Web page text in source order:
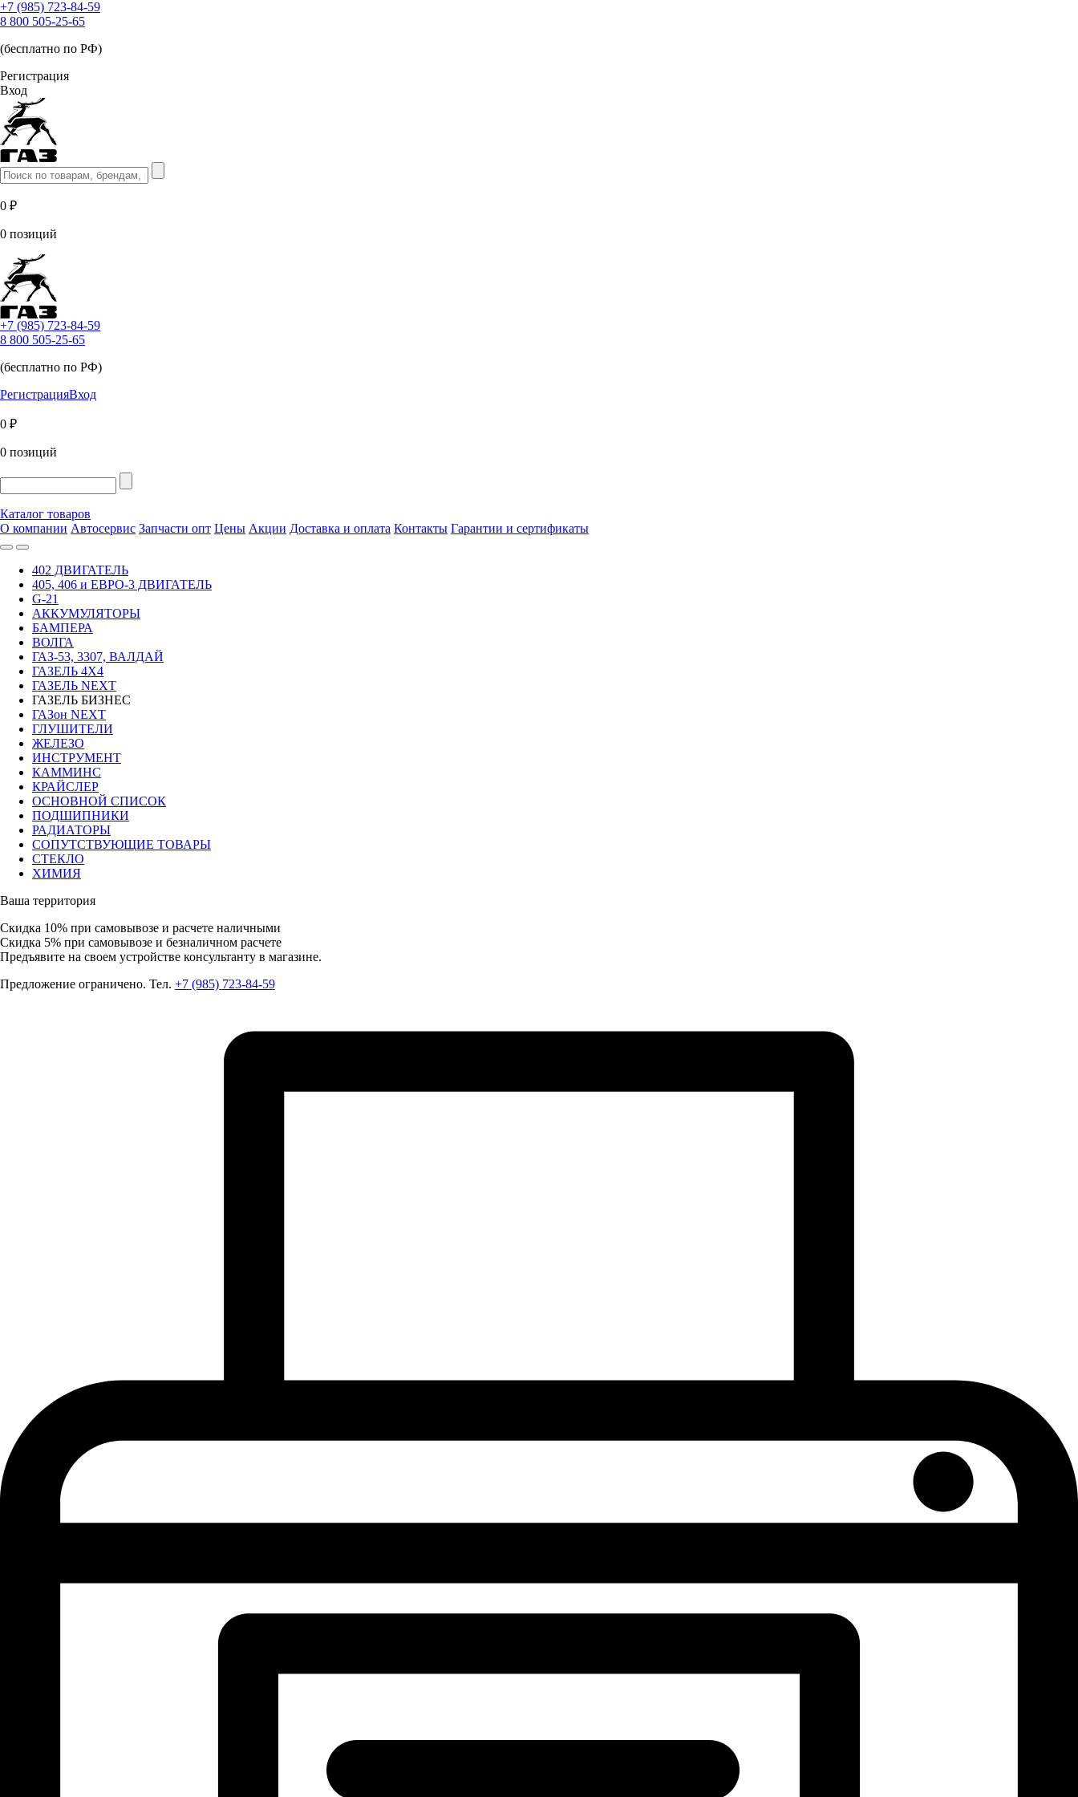
+7 (985) 723-84-59
8 800 505-25-65
(бесплатно по РФ)
Регистрация
Вход
0 ₽
0 позиций
+7 (985) 723-84-59
8 800 505-25-65
(бесплатно по РФ)
РегистрацияВход
0 ₽
0 позиций
Каталог товаров
О компании Автосервис Запчасти опт Цены Акции Доставка и оплата Контакты Гарантии и сертификаты
402 ДВИГАТЕЛЬ
405, 406 и ЕВРО-3 ДВИГАТЕЛЬ
G-21
АККУМУЛЯТОРЫ
БАМПЕРА
ВОЛГА
ГАЗ-53, 3307, ВАЛДАЙ
ГАЗЕЛЬ 4Х4
ГАЗЕЛЬ NEXT
ГАЗЕЛЬ БИЗНЕС
ГАЗон NEXT
ГЛУШИТЕЛИ
ЖЕЛЕЗО
ИНСТРУМЕНТ
КАММИНС
КРАЙСЛЕР
ОСНОВНОЙ СПИСОК
ПОДШИПНИКИ
РАДИАТОРЫ
СОПУТСТВУЮЩИЕ ТОВАРЫ
СТЕКЛО
ХИМИЯ
Ваша территория
Скидка 10% при самовывозе и расчете наличными
Скидка 5% при самовывозе и безналичном расчете
Предъявите на своем устройстве консультанту в магазине.
Предложение ограничено. Тел. +7 (985) 723-84-59